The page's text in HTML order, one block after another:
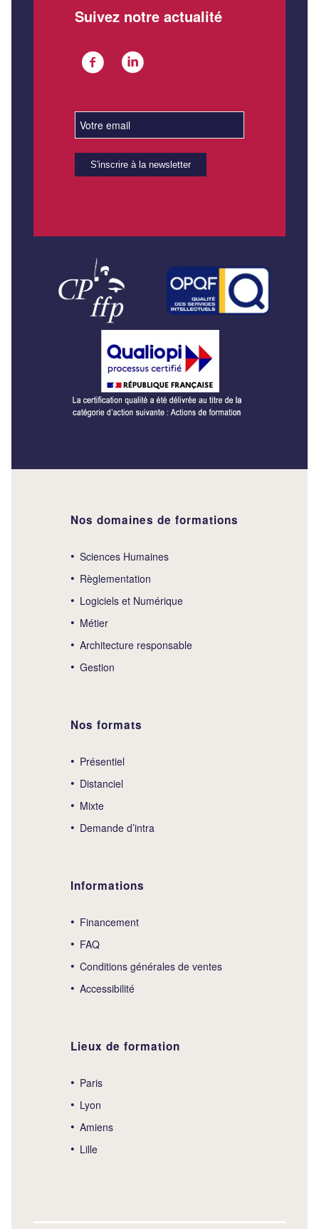
Suivez notre actualité
Nos domaines de formations
Sciences Humaines
Règlementation
Logiciels et Numérique
Métier
Architecture responsable
Gestion
Nos formats
Présentiel
Distanciel
Mixte
Demande d’intra
Informations
Financement
FAQ
Conditions générales de ventes
Accessibilité
Lieux de formation
Paris
Lyon
Amiens
Lille